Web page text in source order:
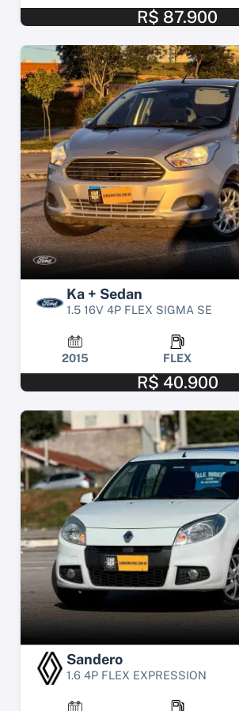
R$ 87.900
Ka + Sedan
1.5 16V 4P FLEX SIGMA SE
2015 FLEX
R$ 40.900
Sandero
1.6 4P FLEX EXPRESSION